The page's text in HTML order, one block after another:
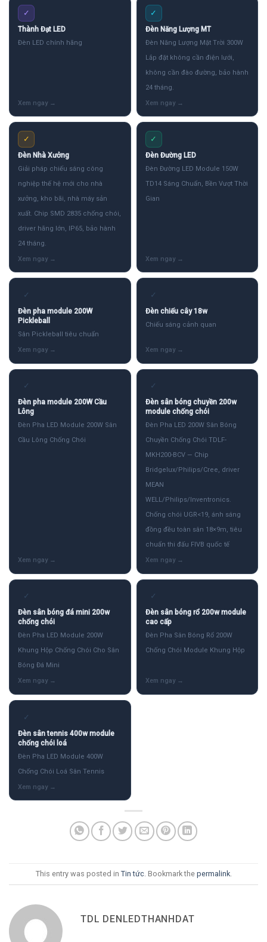
✓
Thành Đạt LED
Đèn LED chính hãng
✓
Đèn Năng Lượng MT
Đèn Năng Lượng Mặt Trời 300W
Lắp đặt không cần điện lưới,
không cần đào đường, bảo hành
24 tháng.
✓
Đèn Nhà Xưởng
Giải pháp chiếu sáng công
nghiệp thế hệ mới cho nhà
xưởng, kho bãi, nhà máy sản
xuất. Chip SMD 2835 chống chói,
driver hãng lớn, IP65, bảo hành
24 tháng.
✓
Đèn Đường LED
Đèn Đường LED Module 150W
TD14 Sáng Chuẩn, Bền Vượt Thời
Gian
✓
Đèn pha module 200W
Pickleball
Sân Pickleball tiêu chuẩn
✓
Đèn chiếu cây 18w
Chiếu sáng cảnh quan
✓
Đèn pha module 200W Cầu
Lông
Đèn Pha LED Module 200W Sân
Cầu Lông Chống Chói
✓
Đèn sân bóng chuyền 200w
module chống chói
Đèn Pha LED 200W Sân Bóng
Chuyền Chống Chói TDLF-
MKH200-BCV — Chip
Bridgelux/Philips/Cree, driver
MEAN
WELL/Philips/Inventronics.
Chống chói UGR<19, ánh sáng
đồng đều toàn sân 18×9m, tiêu
chuẩn thi đấu FIVB quốc tế
✓
Đèn sân bóng đá mini 200w
chống chói
Đèn Pha LED Module 200W
Khung Hộp Chống Chói Cho Sân
Bóng Đá Mini
✓
Đèn sân bóng rổ 200w module
cao cấp
Đèn Pha Sân Bóng Rổ 200W
Chống Chói Module Khung Hộp
✓
Đèn sân tennis 400w module
chống chói loá
Đèn Pha LED Module 400W
Chống Chói Loá Sân Tennis
This entry was posted in Tin tức. Bookmark the permalink.
TDL DENLEDTHANHDAT